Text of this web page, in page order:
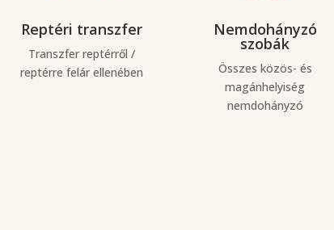
Reptéri transzfer
Transzfer reptérről /
reptérre felár ellenében
Nemdohányzó
szobák
Összes közös- és
magánhelyiség
nemdohányzó